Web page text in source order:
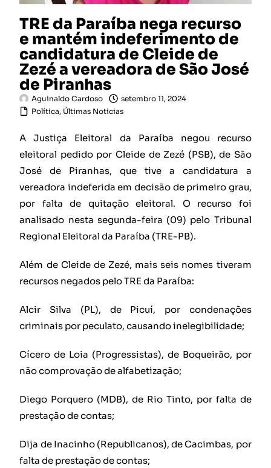
TRE da Paraíba nega recurso
e mantém indeferimento de
candidatura de Cleide de
Zezé a vereadora de São José
de Piranhas
Aguinaldo Cardoso
setembro 11, 2024
Política, Últimas Noticias
A Justiça Eleitoral da Paraíba negou recurso
eleitoral pedido por Cleide de Zezé (PSB), de São
José de Piranhas, que tive a candidatura a
vereadora indeferida em decisão de primeiro grau,
por falta de quitação eleitoral. O recurso foi
analisado nesta segunda-feira (09) pelo Tribunal
Regional Eleitoral da Paraíba (TRE-PB).
Além de Cleide de Zezé, mais seis nomes tiveram
recursos negados pelo TRE da Paraíba:
Alcir Silva (PL), de Picuí, por condenações
criminais por peculato, causando inelegibilidade;
Cícero de Loia (Progressistas), de Boqueirão, por
não comprovação de alfabetização;
Diego Porquero (MDB), de Rio Tinto, por falta de
prestação de contas;
Dija de Inacinho (Republicanos), de Cacimbas, por
falta de prestação de contas;